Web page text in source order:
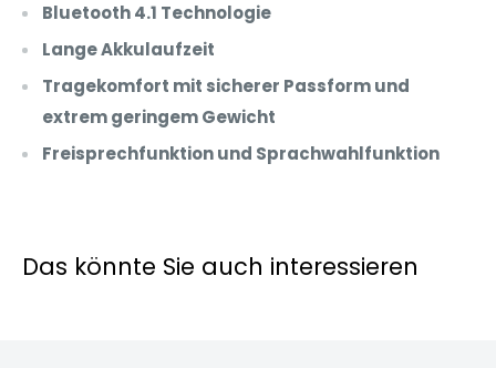
Bluetooth 4.1 Technologie
Lange Akkulaufzeit
Tragekomfort mit sicherer Passform und
extrem geringem Gewicht
Freisprechfunktion und Sprachwahlfunktion
Das könnte Sie auch interessieren